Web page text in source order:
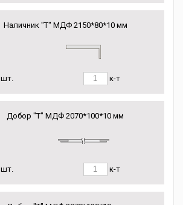
Наличник "Т" МДФ 2150*80*10 мм
шт. к-т
Добор "Т" МДФ 2070*100*10 мм
шт. к-т